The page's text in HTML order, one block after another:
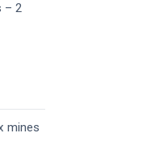
– 2
mines